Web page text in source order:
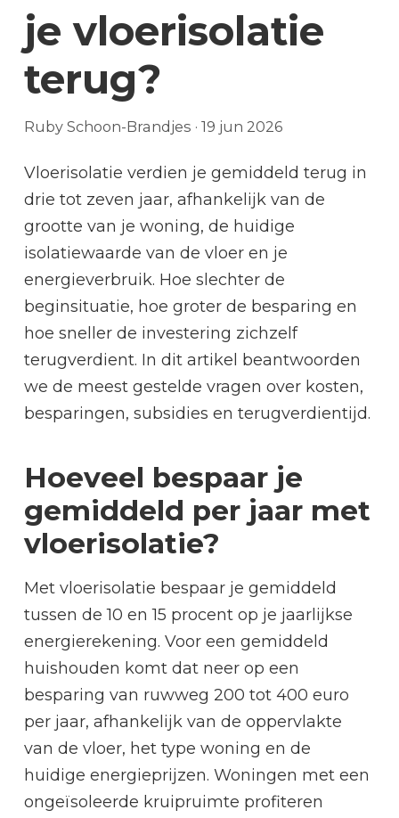
je vloerisolatie
terug?
Ruby Schoon-Brandjes · 19 jun 2026
Vloerisolatie verdien je gemiddeld terug in
drie tot zeven jaar, afhankelijk van de
grootte van je woning, de huidige
isolatiewaarde van de vloer en je
energieverbruik. Hoe slechter de
beginsituatie, hoe groter de besparing en
hoe sneller de investering zichzelf
terugverdient. In dit artikel beantwoorden
we de meest gestelde vragen over kosten,
besparingen, subsidies en terugverdientijd.
Hoeveel bespaar je
gemiddeld per jaar met
vloerisolatie?
Met vloerisolatie bespaar je gemiddeld
tussen de 10 en 15 procent op je jaarlijkse
energierekening. Voor een gemiddeld
huishouden komt dat neer op een
besparing van ruwweg 200 tot 400 euro
per jaar, afhankelijk van de oppervlakte
van de vloer, het type woning en de
huidige energieprijzen. Woningen met een
ongeïsoleerde kruipruimte profiteren